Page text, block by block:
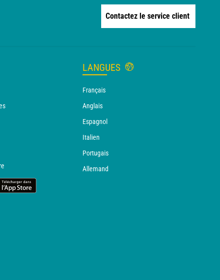
Contactez le service client
LANGUES
Français
Anglais
Espagnol
Italien
Portugais
Allemand